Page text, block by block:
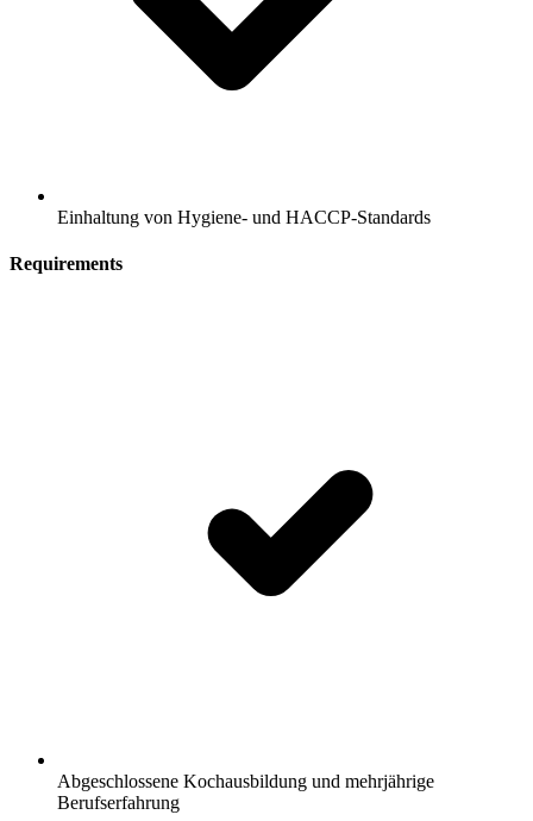
Einhaltung von Hygiene- und HACCP-Standards
Requirements
Abgeschlossene Kochausbildung und mehrjährige
Berufserfahrung